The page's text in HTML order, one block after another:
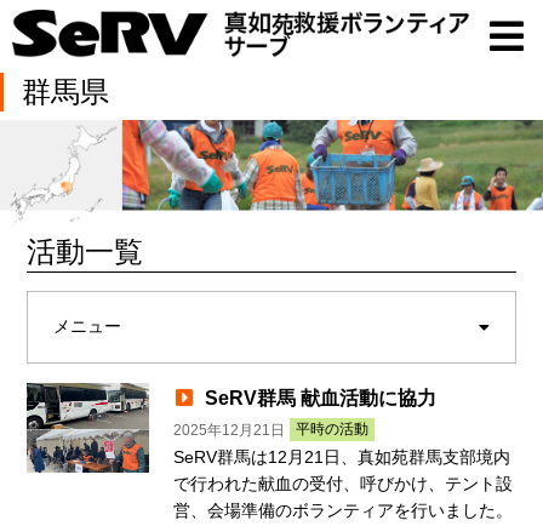
群馬県
活動一覧
メニュー
SeRV群馬 献血活動に協力
2025年12月21日 平時の活動
SeRV群馬は12月21日、真如苑群馬支部境内
で行われた献血の受付、呼びかけ、テント設
営、会場準備のボランティアを行いました。